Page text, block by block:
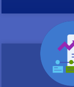
Image